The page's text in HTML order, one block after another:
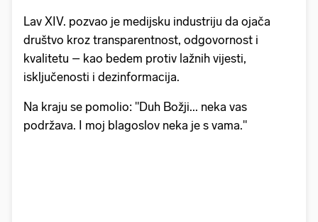
Lav XIV. pozvao je medijsku industriju da ojača
društvo kroz transparentnost, odgovornost i
kvalitetu – kao bedem protiv lažnih vijesti,
isključenosti i dezinformacija.
Na kraju se pomolio: "Duh Božji... neka vas
podržava. I moj blagoslov neka je s vama."